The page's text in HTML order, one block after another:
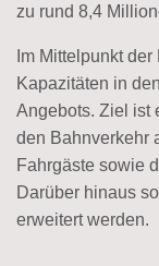
zu rund 8,4
Im Mittelpunkt
Kapazitäten in
Angebots. Ziel ist
den Bahnverkehr
Fahrgäste sowie
Darüber hinaus
erweitert werden.